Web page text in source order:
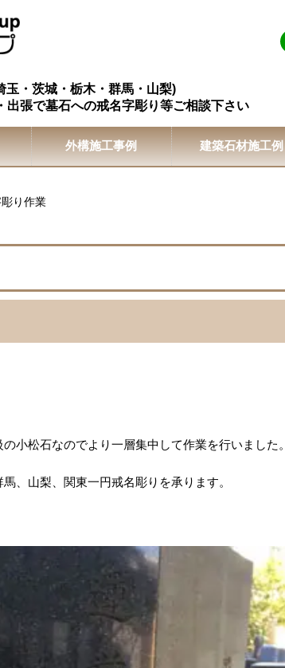
玉・茨城・栃木・群馬・山梨)
張で墓石への戒名字彫り等ご相談下さい
外構施工事例 建築石材施工例
り作業
小松石なのでより一層集中して作業を行いました。
、山梨、関東一円戒名彫りを承ります。